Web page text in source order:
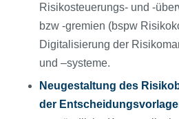
Risikosteuerungs- und -
bzw -gremien (bspw
Digitalisierung der
und –systeme.
Neugestaltung des
der